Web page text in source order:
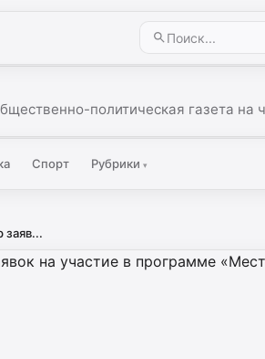
политическая газета на
Спорт Рубрики ▾
заяв...